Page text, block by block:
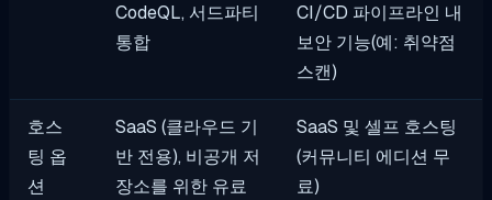
CodeQL, 서드파티
통합
CI/CD 파이프라인 내
보안 기능(예: 취약점
스캔)
호스
팅 옵
션
SaaS (클라우드 기
반 전용), 비공개 저
장소를 위한 유료
SaaS 및 셀프 호스팅
(커뮤니티 에디션 무
료)